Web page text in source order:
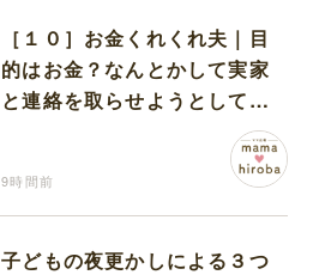
［１０］お金くれくれ夫｜目
的はお金？なんとかして実家
と連絡を取らせようとしてく
9時間前
子どもの夜更かしによる３つ